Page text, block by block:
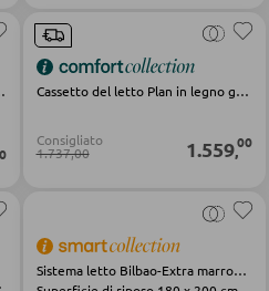
JUNIOR
e junior complete
beige
Cassetto del letto Plan in legno grigio
Consigliato
1.737,00 1.559,00
Sistema letto Bilbao-Extra marrone grigio legno